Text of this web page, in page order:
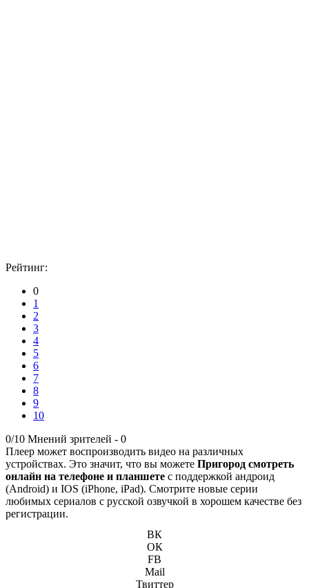
Рейтинг:
0
1
2
3
4
5
6
7
8
9
10
0/10 Мнений зрителей - 0
Плеер может воспроизводить видео на различных
устройствах. Это значит, что вы можете Пригород смотреть
онлайн на телефоне и планшете с поддержкой андроид
(Android) и IOS (iPhone, iPad). Смотрите новые серии
любимых сериалов с русской озвучкой в хорошем качестве без
регистрации.
ВК
ОК
FB
Mail
Твиттер